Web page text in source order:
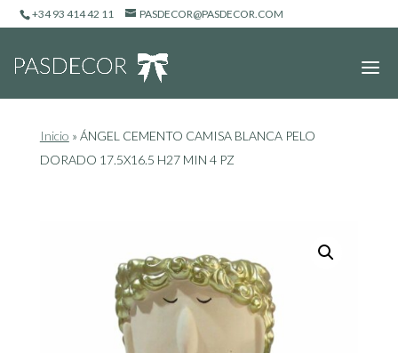
+34 93 414 42 11 PASDECOR@PASDECOR.COM
Inicio » ÁNGEL CEMENTO CAMISA BLANCA PELO
DORADO 17.5X16.5 H27 MIN 4 PZ